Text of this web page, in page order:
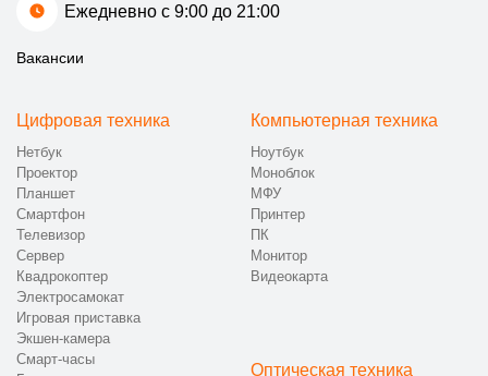
Ежедневно с 9:00 до 21:00
Вакансии
Цифровая техника
Нетбук
Проектор
Планшет
Смартфон
Телевизор
Сервер
Квадрокоптер
Электросамокат
Игровая приставка
Экшен-камера
Смарт-часы
Компьютерная техника
Ноутбук
Моноблок
МФУ
Принтер
ПК
Монитор
Видеокарта
Оптическая техника